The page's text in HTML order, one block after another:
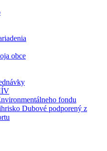
obce
fondu
Dubové podporený z